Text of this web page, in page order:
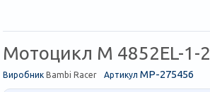
Мотоцикл M 4852EL-1-2
Виробник Bambi Racer Артикул MP-275456